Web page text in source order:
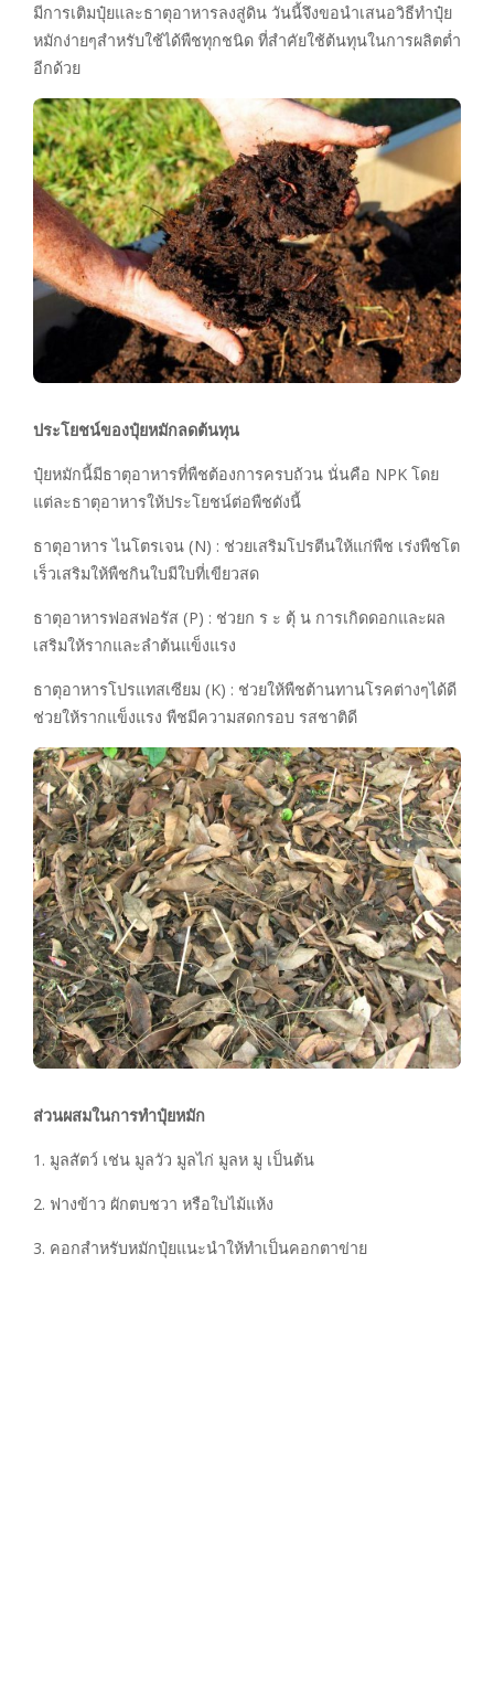
มีการเติมปุ๋ยและธาตุอาหารลงสู่ดิน วันนี้จึงขอนำเสนอวิธีทำปุ๋ย
หมักง่ายๆสำหรับใช้ได้พืชทุกชนิด ที่สำคัยใช้ต้นทุนในการผลิตต่ำ
อีกด้วย
ประโยชน์ของปุ๋ยหมักลดต้นทุน
ปุ๋ยหมักนี้มีธาตุอาหารที่พืชต้องการครบถ้วน นั่นคือ NPK โดย
แต่ละธาตุอาหารให้ประโยชน์ต่อพืชดังนี้
ธาตุอาหาร ไนโตรเจน (N) : ช่วยเสริมโปรตีนให้แก่พืช เร่งพืชโต
เร็วเสริมให้พืชกินใบมีใบที่เขียวสด
ธาตุอาหารฟอสฟอรัส (P) : ช่วยก ร ะ ตุ้ น การเกิดดอกและผล
เสริมให้รากและลำต้นแข็งแรง
ธาตุอาหารโปรแทสเซียม (K) : ช่วยให้พืชต้านทานโรคต่างๆได้ดี
ช่วยให้รากแข็งแรง พืชมีความสดกรอบ รสชาติดี
ส่วนผสมในการทำปุ๋ยหมัก
1. มูลสัตว์ เช่น มูลวัว มูลไก่ มูลห มู เป็นต้น
2. ฟางข้าว ผักตบชวา หรือใบไม้แห้ง
3. คอกสำหรับหมักปุ๋ยแนะนำให้ทำเป็นคอกตาข่าย